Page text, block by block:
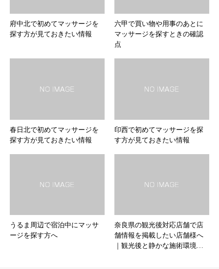
府中北で初めてマッサージを
探す方が見ておきたい情報
六甲で買い物や用事のあとに
マッサージを探すときの確認
点
春日北で初めてマッサージを
探す方が見ておきたい情報
印西で初めてマッサージを探
す方が見ておきたい情報
うるま周辺で宿泊中にマッサ
ージを探す方へ
奈良県の観光後対応店舗で店
舗情報を掲載したい店舗様へ
｜観光後と静かな施術環境…